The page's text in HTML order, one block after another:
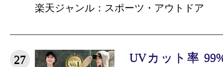
楽天ジャンル：スポーツ・アウトドア
27
UVカット率